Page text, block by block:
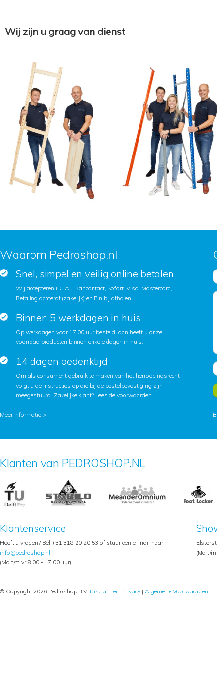
Wij zijn u graag van dienst
Waarom Pedroshop.nl
Snel, simpel en veilig online betalen
Wij accepteren iDEAL, Bancontact, Sofort, Visa, Mastercard,
Betaling achteraf (zakelijk) en Pin bij afhalen.
Binnen 5 werkdagen in huis
Op werkdagen voor 17.00 uur besteld, dan heeft u onze
voorraad producten binnen enkele dagen in huis.
14 dagen bedenktijd
Om als consument gebruik te maken van het herroepingsrecht
volgt u de instructies op die bij de bestelbevestiging zijn
meegestuurd. Zakelijke klant? Lees de voorwaarden.
Meer informatie >
Klanten van PEDROSHOP.NL
Klantenservice
Heeft u vragen? Bel +31 318 20 20 53 of stuur een e-mail naar
info@pedroshop.nl
(Ma t/m vr 8.00 - 17.00 uur)
(Ma t/
© Copyright 2026 Pedroshop B.V. Disclaimer| Privacy | Algemene Voorwaarden